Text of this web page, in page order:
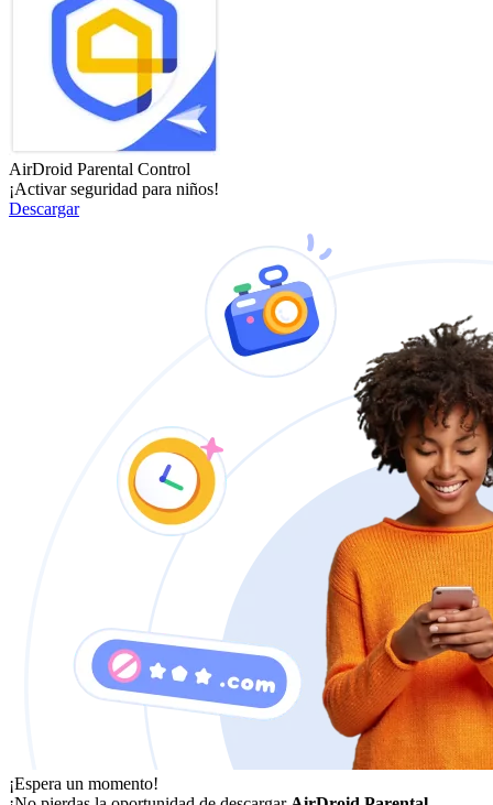
AirDroid Parental Control
¡Activar seguridad para niños!
Descargar
¡Espera un momento!